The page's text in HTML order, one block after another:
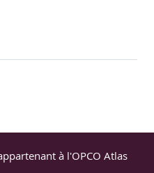
à l'OPCO Atlas